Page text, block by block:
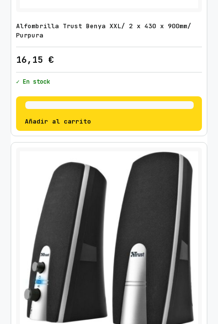
Alfombrilla Trust Benya XXL/ 2 x 430 x 900mm/
Purpura
16,15 €
✓ En stock
Añadir al carrito